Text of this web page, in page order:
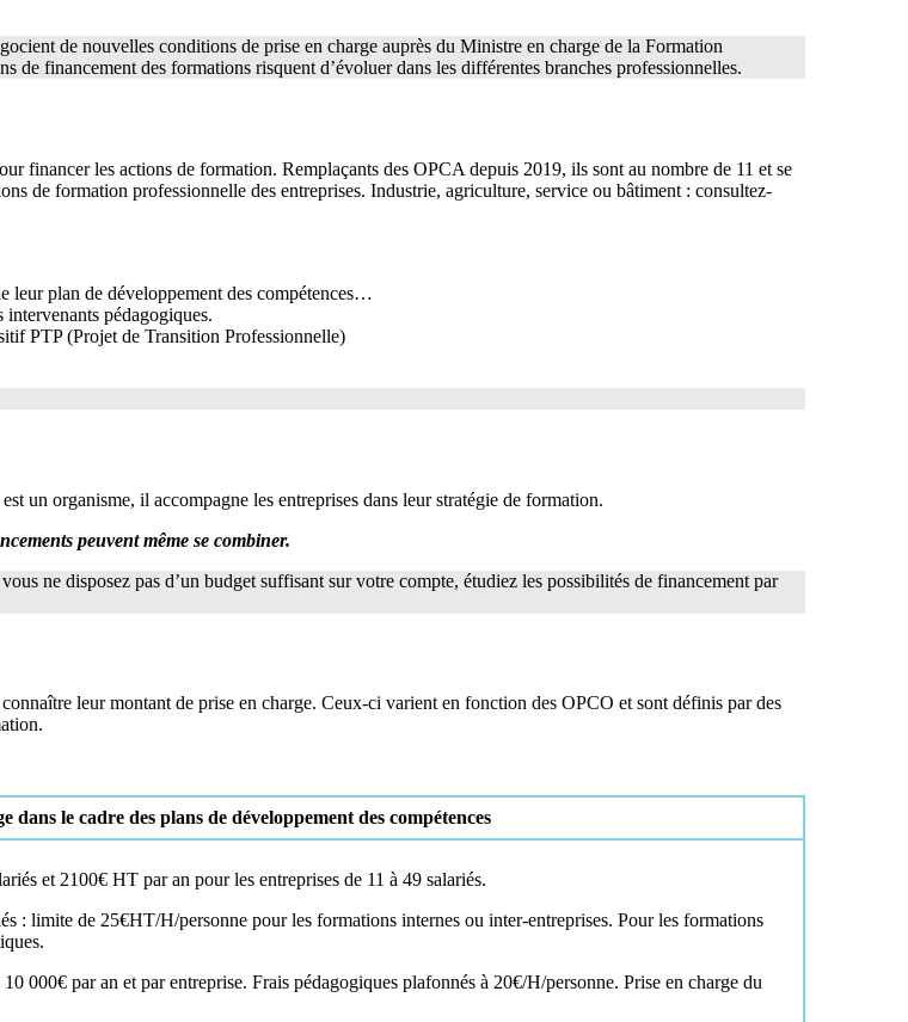
de nouvelles conditions de prise en charge auprès du Ministre en charge de la Formation
financement des formations risquent d’évoluer dans les différentes branches professionnelles.
financer les actions de formation. Remplaçants des OPCA depuis 2019, ils sont au nombre de 11 et se
de formation professionnelle des entreprises. Industrie, agriculture, service ou bâtiment : consultez-
leur plan de développement des compétences…
pédagogiques.
PTP (Projet de Transition Professionnelle)
un organisme, il accompagne les entreprises dans leur stratégie de formation.
peuvent même se combiner.
ne disposez pas d’un budget suffisant sur votre compte, étudiez les possibilités de financement par
leur montant de prise en charge. Ceux-ci varient en fonction des OPCO et sont définis par des
dans le cadre des plans de développement des compétences
et 2100€ HT par an pour les entreprises de 11 à 49 salariés.
: limite de 25€HT/H/personne pour les formations internes ou inter-entreprises. Pour les formations
000€ par an et par entreprise. Frais pédagogiques plafonnés à 20€/H/personne. Prise en charge du